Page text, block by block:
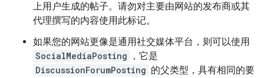
上用户生成的帖子。请勿对主要由网站的发布商或其
代理撰写的内容使用此标记。
如果您的网站更像是通用社交媒体平台，则可以使用
SocialMediaPosting
，它是
DiscussionForumPosting 的父类型，具有相同的要